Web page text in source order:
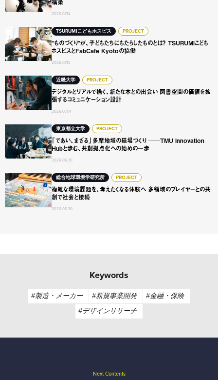
構築
2026.07.14
TSURUMIこどもホスピス PROJECT
“ものづくり”が、子どもたちにもたらしたものとは？ TSURUMIこども
ホスピスとFabCafe Kyotoの協働
2026.07.13
“ものづくり”が、子どもたちにもたらしたものとは？
近畿大学 PROJECT
デジタルとリアルで描く、新たな本との出会い 図書空間の価値を拡
張するコミュニケーション設計
2026.07.01
デジタルとリアルで描く、新たな本との出会い 図書空間の
東京都立大学 PROJECT
「であい、まざる」多摩地域の磁場づくり ──TMU Innovation
Hubと歩む、共創拠点化への始めの一歩
2026.06.30
「であい、まざる」多摩地域の磁場づくり ──TMU
総合地球環境学研究所 PROJECT
複雑な環境課題を、考えたくなる体験へ 多領域のプレイヤーとの共
創で社会と接続
2026.06.30
複雑な環境課題を、考えたくなる体験へ 多領域のプレイヤ
Keywords
#製造・メーカー #新規事業開発
#金融・保険
#デザインリサーチ
Next Contents